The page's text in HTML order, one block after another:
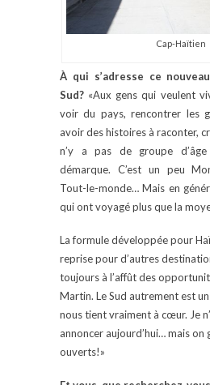
Cap-Haïtien
À qui s’adresse ce
Sud? «Aux gens qui veulent
voir du pays, rencontrer les
avoir des histoires à raconter,
n’y a pas de groupe
démarque. C’est un peu
Tout-le-monde… Mais en
qui ont voyagé plus que la
La formule développée pour
reprise pour d’autres
toujours à l’affût des
Martin. Le Sud autrement est
nous tient vraiment à cœur. Je
annoncer aujourd’hui… mais on
ouverts!»